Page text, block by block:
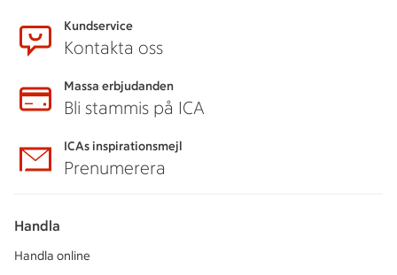
Kundservice
Kontakta oss
Massa erbjudanden
Bli stammis på ICA
ICAs inspirationsmejl
Prenumerera
Handla
Handla online